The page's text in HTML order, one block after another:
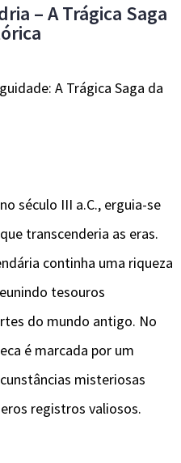
– A Trágica Saga
A Trágica Saga da
século III a.C., erguia-se
transcenderia as eras.
continha uma riqueza
tesouros
do mundo antigo. No
é marcada por um
misteriosas
registros valiosos.